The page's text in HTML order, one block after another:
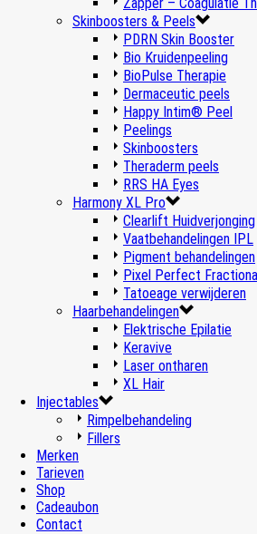
Skinboosters & Peels
PDRN Skin Booster
Bio Kruidenpeeling
BioPulse Therapie
Dermaceutic peels
Happy Intim® Peel
Peelings
Skinboosters
Theraderm peels
RRS HA Eyes
Harmony XL Pro
Clearlift Huidverjonging
Vaatbehandelingen IPL
Pigment behandelingen
Pixel Perfect
Tatoeage verwijderen
Haarbehandelingen
Elektrische Epilatie
Keravive
Laser ontharen
XL Hair
Injectables
Rimpelbehandeling
Fillers
Merken
Tarieven
Shop
Cadeaubon
Contact